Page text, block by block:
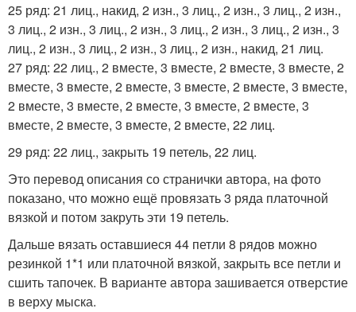
25 ряд: 21 лиц., накид, 2 изн., 3 лиц., 2 изн., 3 лиц., 2 изн.,
3 лиц., 2 изн., 3 лиц., 2 изн., 3 лиц., 2 изн., 3 лиц., 2 изн., 3
лиц., 2 изн., 3 лиц., 2 изн., 3 лиц., 2 изн., накид, 21 лиц.
27 ряд: 22 лиц., 2 вместе, 3 вместе, 2 вместе, 3 вместе, 2
вместе, 3 вместе, 2 вместе, 3 вместе, 2 вместе, 3 вместе,
2 вместе, 3 вместе, 2 вместе, 3 вместе, 2 вместе, 3
вместе, 2 вместе, 3 вместе, 2 вместе, 22 лиц.
29 ряд: 22 лиц., закрыть 19 петель, 22 лиц.
Это перевод описания со странички автора, на фото
показано, что можно ещё провязать 3 ряда платочной
вязкой и потом закруть эти 19 петель.
Дальше вязать оставшиеся 44 петли 8 рядов можно
резинкой 1*1 или платочной вязкой, закрыть все петли и
сшить тапочек. В варианте автора зашивается отверстие
в верху мыска.